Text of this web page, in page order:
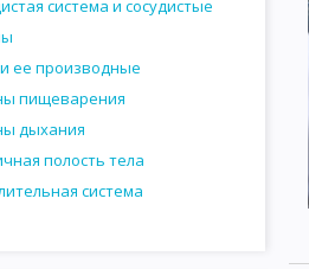
система и сосудистые
ее производные
пищеварения
дыхания
полость тела
система